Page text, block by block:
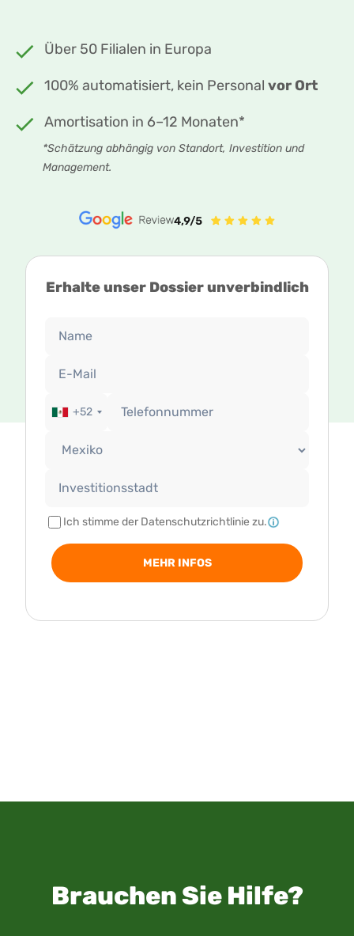
Über 50 Filialen in Europa
100% automatisiert, kein Personal vor Ort
Amortisation in 6–12 Monaten*
*Schätzung abhängig von Standort, Investition und
Management.
Erhalte unser Dossier unverbindlich
+52
Ich stimme der Datenschutzrichtlinie zu.
MEHR INFOS
Brauchen Sie Hilfe?